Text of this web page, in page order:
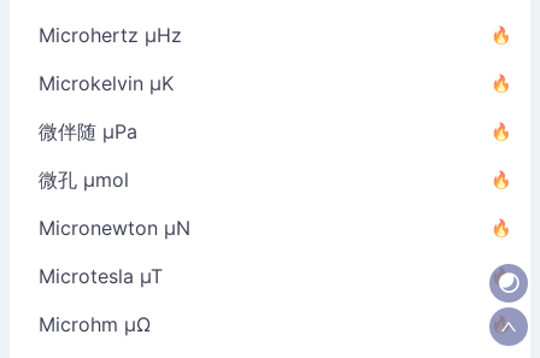
Microhertz µHz
Microkelvin µK
微伴随 µPa
微孔 µmol
Micronewton µN
Microtesla µT
Microhm µΩ